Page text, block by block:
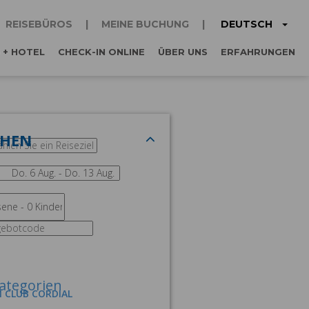
REISEBÜROS MEINE BUCHUNG DEUTSCH
+ HOTEL CHECK-IN ONLINE ÜBER UNS ERFAHRUNGEN
CLUB CORDIAL